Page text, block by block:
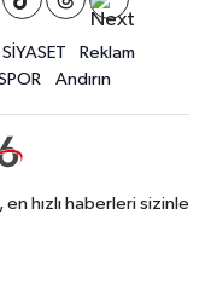
Su Seferberliği
Yolda Sıcak
SİYASET
Reklam
Andırın
hızlı haberleri sizinle